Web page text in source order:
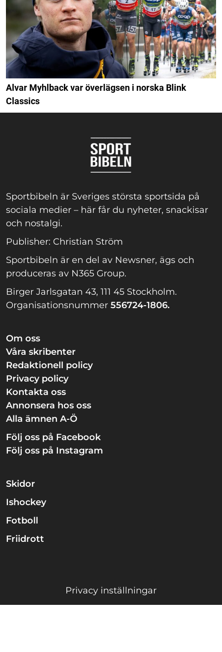
Alvar Myhlback var överlägsen i norska Blink
Classics
Sportbibeln är Sveriges största sportsida på
sociala medier – här får du nyheter, snackisar
och nostalgi.
Publisher: Christian Ström
Sportbibeln är en del av Newsner, ägs och
produceras av N365 Group.
Birger Jarlsgatan 43, 111 45 Stockholm.
Organisationsnummer 556724-1806.
Om oss
Våra skribenter
Redaktionell policy
Privacy policy
Kontakta oss
Annonsera hos oss
Alla ämnen A-Ö
Följ oss på Facebook
Följ oss på Instagram
Skidor
Ishockey
Fotboll
Friidrott
Privacy inställningar